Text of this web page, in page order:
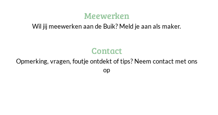
Meewerken
Wil jij meewerken aan de Buik? Meld je aan als maker.
Contact
Opmerking, vragen, foutje ontdekt of tips? Neem contact met ons
op